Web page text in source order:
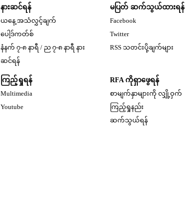
နားဆင်ရန်
ယနေ့ အသံလွှင့်ချက်
ပေါ့ဒ်ကတ်စ်
နံနက် ၇-၈ နာရီ / ည ၇-၈ နာရီ နား
ဆင်ရန်
ကြည့်ရှုရန်
Multimedia
Youtube
မပြတ် ဆက်သွယ်ထားရန်
Facebook
Twitter
RSS သတင်းပို့ချက်များ
RFA ကိုရှာဖွေရန်
စာမျက်နှာများကို လျှို့ဝှက်
ကြည့်ရှုနည်း
ဆက်သွယ်ရန်